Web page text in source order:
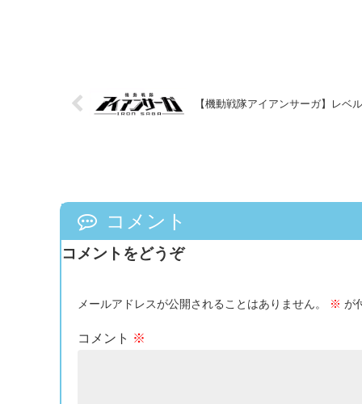
【機動戦隊アイアンサーガ】レベ
コメント
コメントをどうぞ
メールアドレスが公開されることはありません。 ※ が
コメント ※